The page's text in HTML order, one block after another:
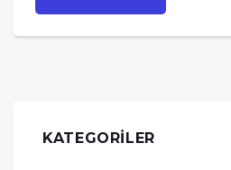
KATEGORİLER